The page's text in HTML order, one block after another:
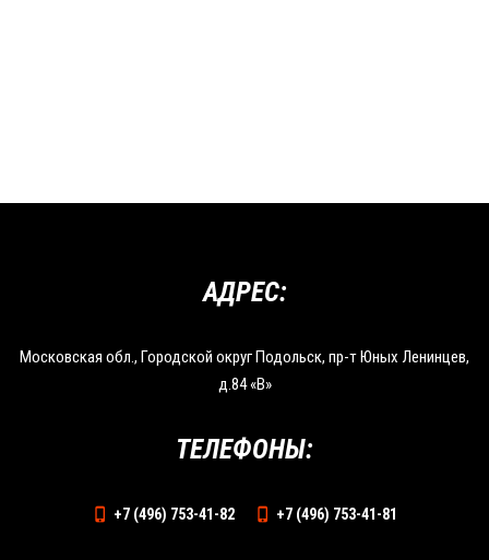
АДРЕС:
Московская обл., Городской округ Подольск, пр-т Юных Ленинцев,
д.84 «В»
ТЕЛЕФОНЫ:
+7 (496) 753-41-82 +7 (496) 753-41-81